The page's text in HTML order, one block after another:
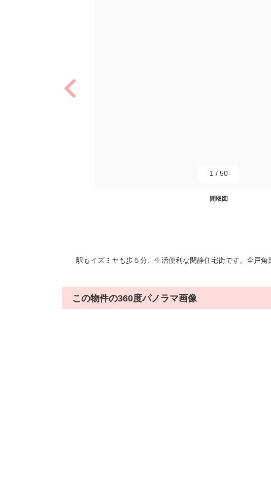
間取図
1 / 50
駅もイズミヤも歩５分、生活便利な閑静住宅街です。全戸角
この物件の360度パノラマ画像